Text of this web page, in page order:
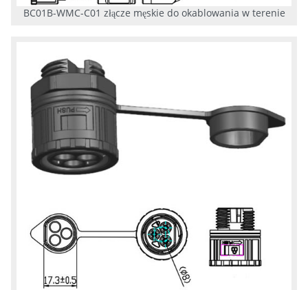
BC01B-WMC-C01 złącze męskie do okablowania w terenie